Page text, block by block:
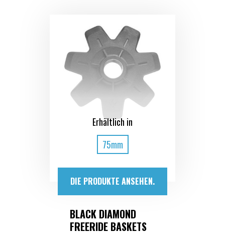
Erhältlich in
75mm
DIE PRODUKTE ANSEHEN.
BLACK DIAMOND
FREERIDE BASKETS